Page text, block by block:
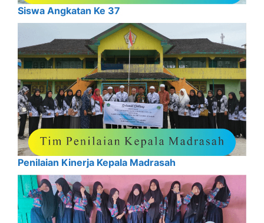
Siswa Angkatan Ke 37
Penilaian Kinerja Kepala Madrasah